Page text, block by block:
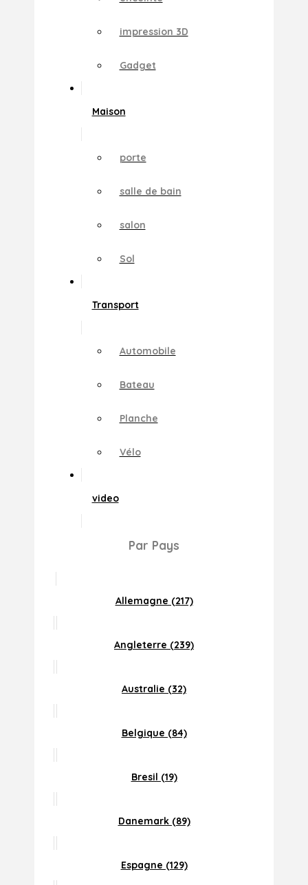
impression 3D
Gadget
Maison
porte
salle de bain
salon
Sol
Transport
Automobile
Bateau
Planche
Vélo
video
Par Pays
Allemagne (217)
Angleterre (239)
Australie (32)
Belgique (84)
Bresil (19)
Danemark (89)
Espagne (129)